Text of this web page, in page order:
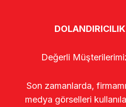
Değerli
Son zamanlarda,
medya görselleri